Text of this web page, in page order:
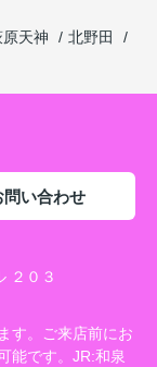
原天神
北野田
問い合わせ
２０３
す。ご来店前にお
能です。JR:和泉